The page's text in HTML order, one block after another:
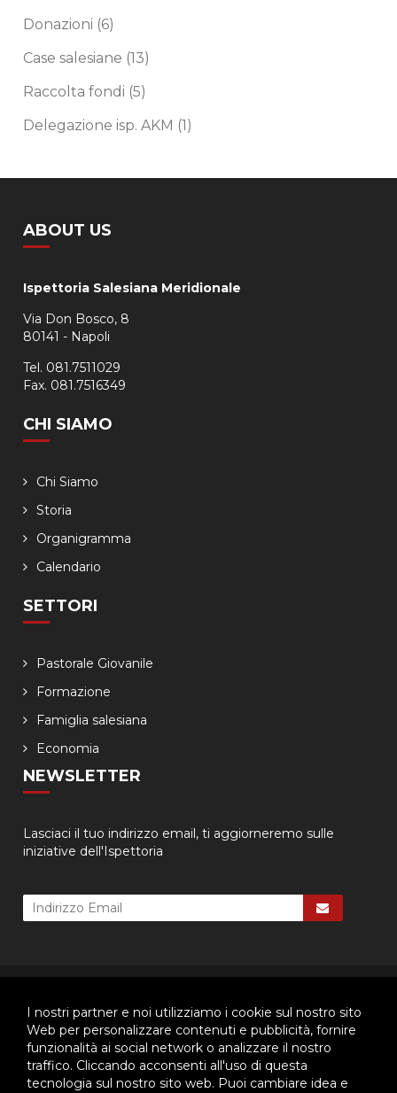
I nostri partner e noi utilizziamo i cookie sul nostro sito
Web per personalizzare contenuti e pubblicità, fornire
funzionalità ai social network o analizzare il nostro
traffico. Cliccando acconsenti all'uso di questa
tecnologia sul nostro sito web. Puoi cambiare idea e
Donazioni (6)
Case salesiane (13)
Raccolta fondi (5)
Delegazione isp. AKM (1)
ABOUT US
Ispettoria Salesiana Meridionale
Via Don Bosco, 8
80141 - Napoli
Tel. 081.7511029
Fax. 081.7516349
CHI SIAMO
Chi Siamo
Storia
Organigramma
Calendario
SETTORI
Pastorale Giovanile
Formazione
Famiglia salesiana
Economia
NEWSLETTER
Lasciaci il tuo indirizzo email, ti aggiorneremo sulle
iniziative dell'Ispettoria
Questo plugin utilizza cookie per raccogliere dati e cookie di
terze parti per migliorare l'esperienza utente. Per visualizzare il